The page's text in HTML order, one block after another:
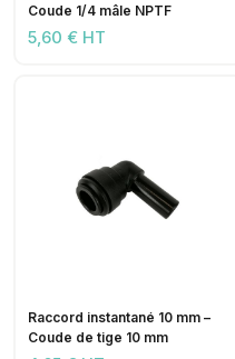
Coude 1/4 mâle NPTF
5,60 € HT
Raccord instantané 10 mm –
Coude de tige 10 mm